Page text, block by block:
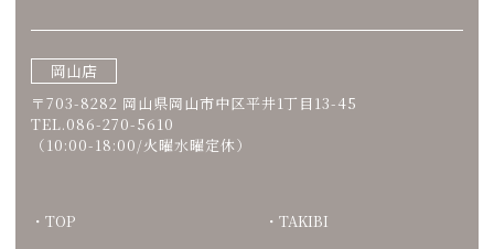
岡山店
〒703-8282 岡山県岡山市中区平井1丁目13-45
TEL.086-270-5610
（10:00-18:00/火曜水曜定休）
TOP
TAKIBI